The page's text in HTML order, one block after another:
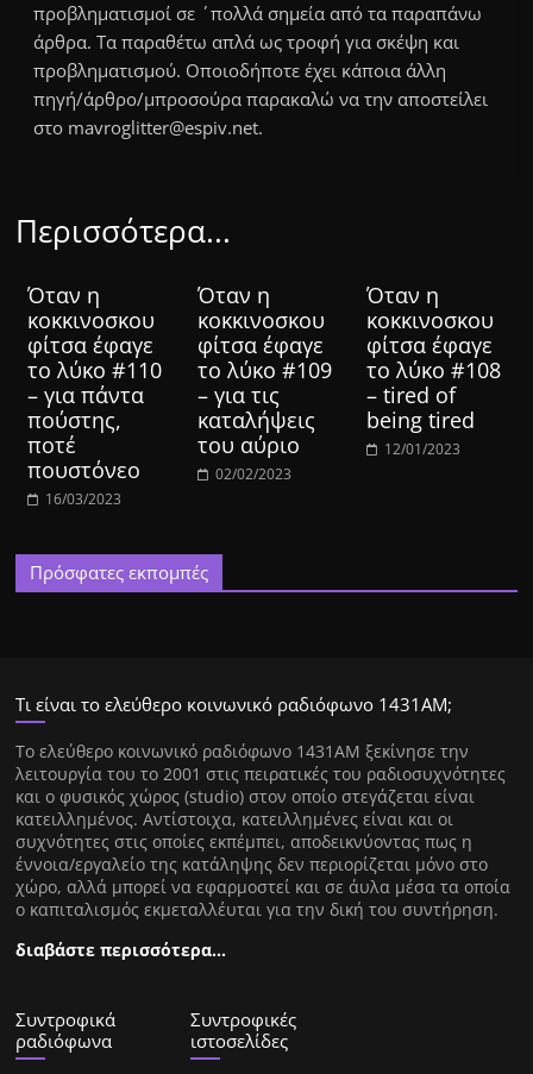
προβληματισμοί σε ΄πολλά σημεία από τα παραπάνω
άρθρα. Τα παραθέτω απλά ως τροφή για σκέψη και
προβληματισμού. Οποιοδήποτε έχει κάποια άλλη
πηγή/άρθρο/μπροσούρα παρακαλώ να την αποστείλει
στο mavroglitter@espiv.net.
Περισσότερα...
Όταν η
κοκκινοσκου
φίτσα έφαγε
το λύκο #110
– για πάντα
πούστης,
ποτέ
πουστόνεο
16/03/2023
Όταν η
κοκκινοσκου
φίτσα έφαγε
το λύκο #109
– για τις
καταλήψεις
του αύριο
02/02/2023
Όταν η
κοκκινοσκου
φίτσα έφαγε
το λύκο #108
– tired of
being tired
12/01/2023
Πρόσφατες εκπομπές
Τι είναι το ελεύθερο κοινωνικό ραδιόφωνο 1431ΑΜ;
Tο ελεύθερο κοινωνικό ραδιόφωνο 1431AM ξεκίνησε την
λειτουργία του το 2001 στις πειρατικές του ραδιοσυχνότητες
και ο φυσικός χώρος (studio) στον οποίο στεγάζεται είναι
κατειλλημένος. Αντίστοιχα, κατειλλημένες είναι και οι
συχνότητες στις οποίες εκπέμπει, αποδεικνύοντας πως η
έννοια/εργαλείο της κατάληψης δεν περιορίζεται μόνο στο
χώρο, αλλά μπορεί να εφαρμοστεί και σε άυλα μέσα τα οποία
ο καπιταλισμός εκμεταλλέυται για την δική του συντήρηση.
διαβάστε περισσότερα…
Συντροφικά
ραδιόφωνα
Συντροφικές
ιστοσελίδες